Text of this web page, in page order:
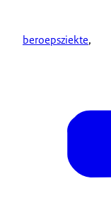
beroepsziekte,